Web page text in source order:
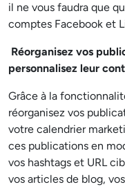
il ne vous faudra que
comptes Facebook et
Réorganisez vos
personnalisez leur
Grâce à la
réorganisez vos
votre calendrier
ces publications en
vos hashtags et URL
vos articles de blog,